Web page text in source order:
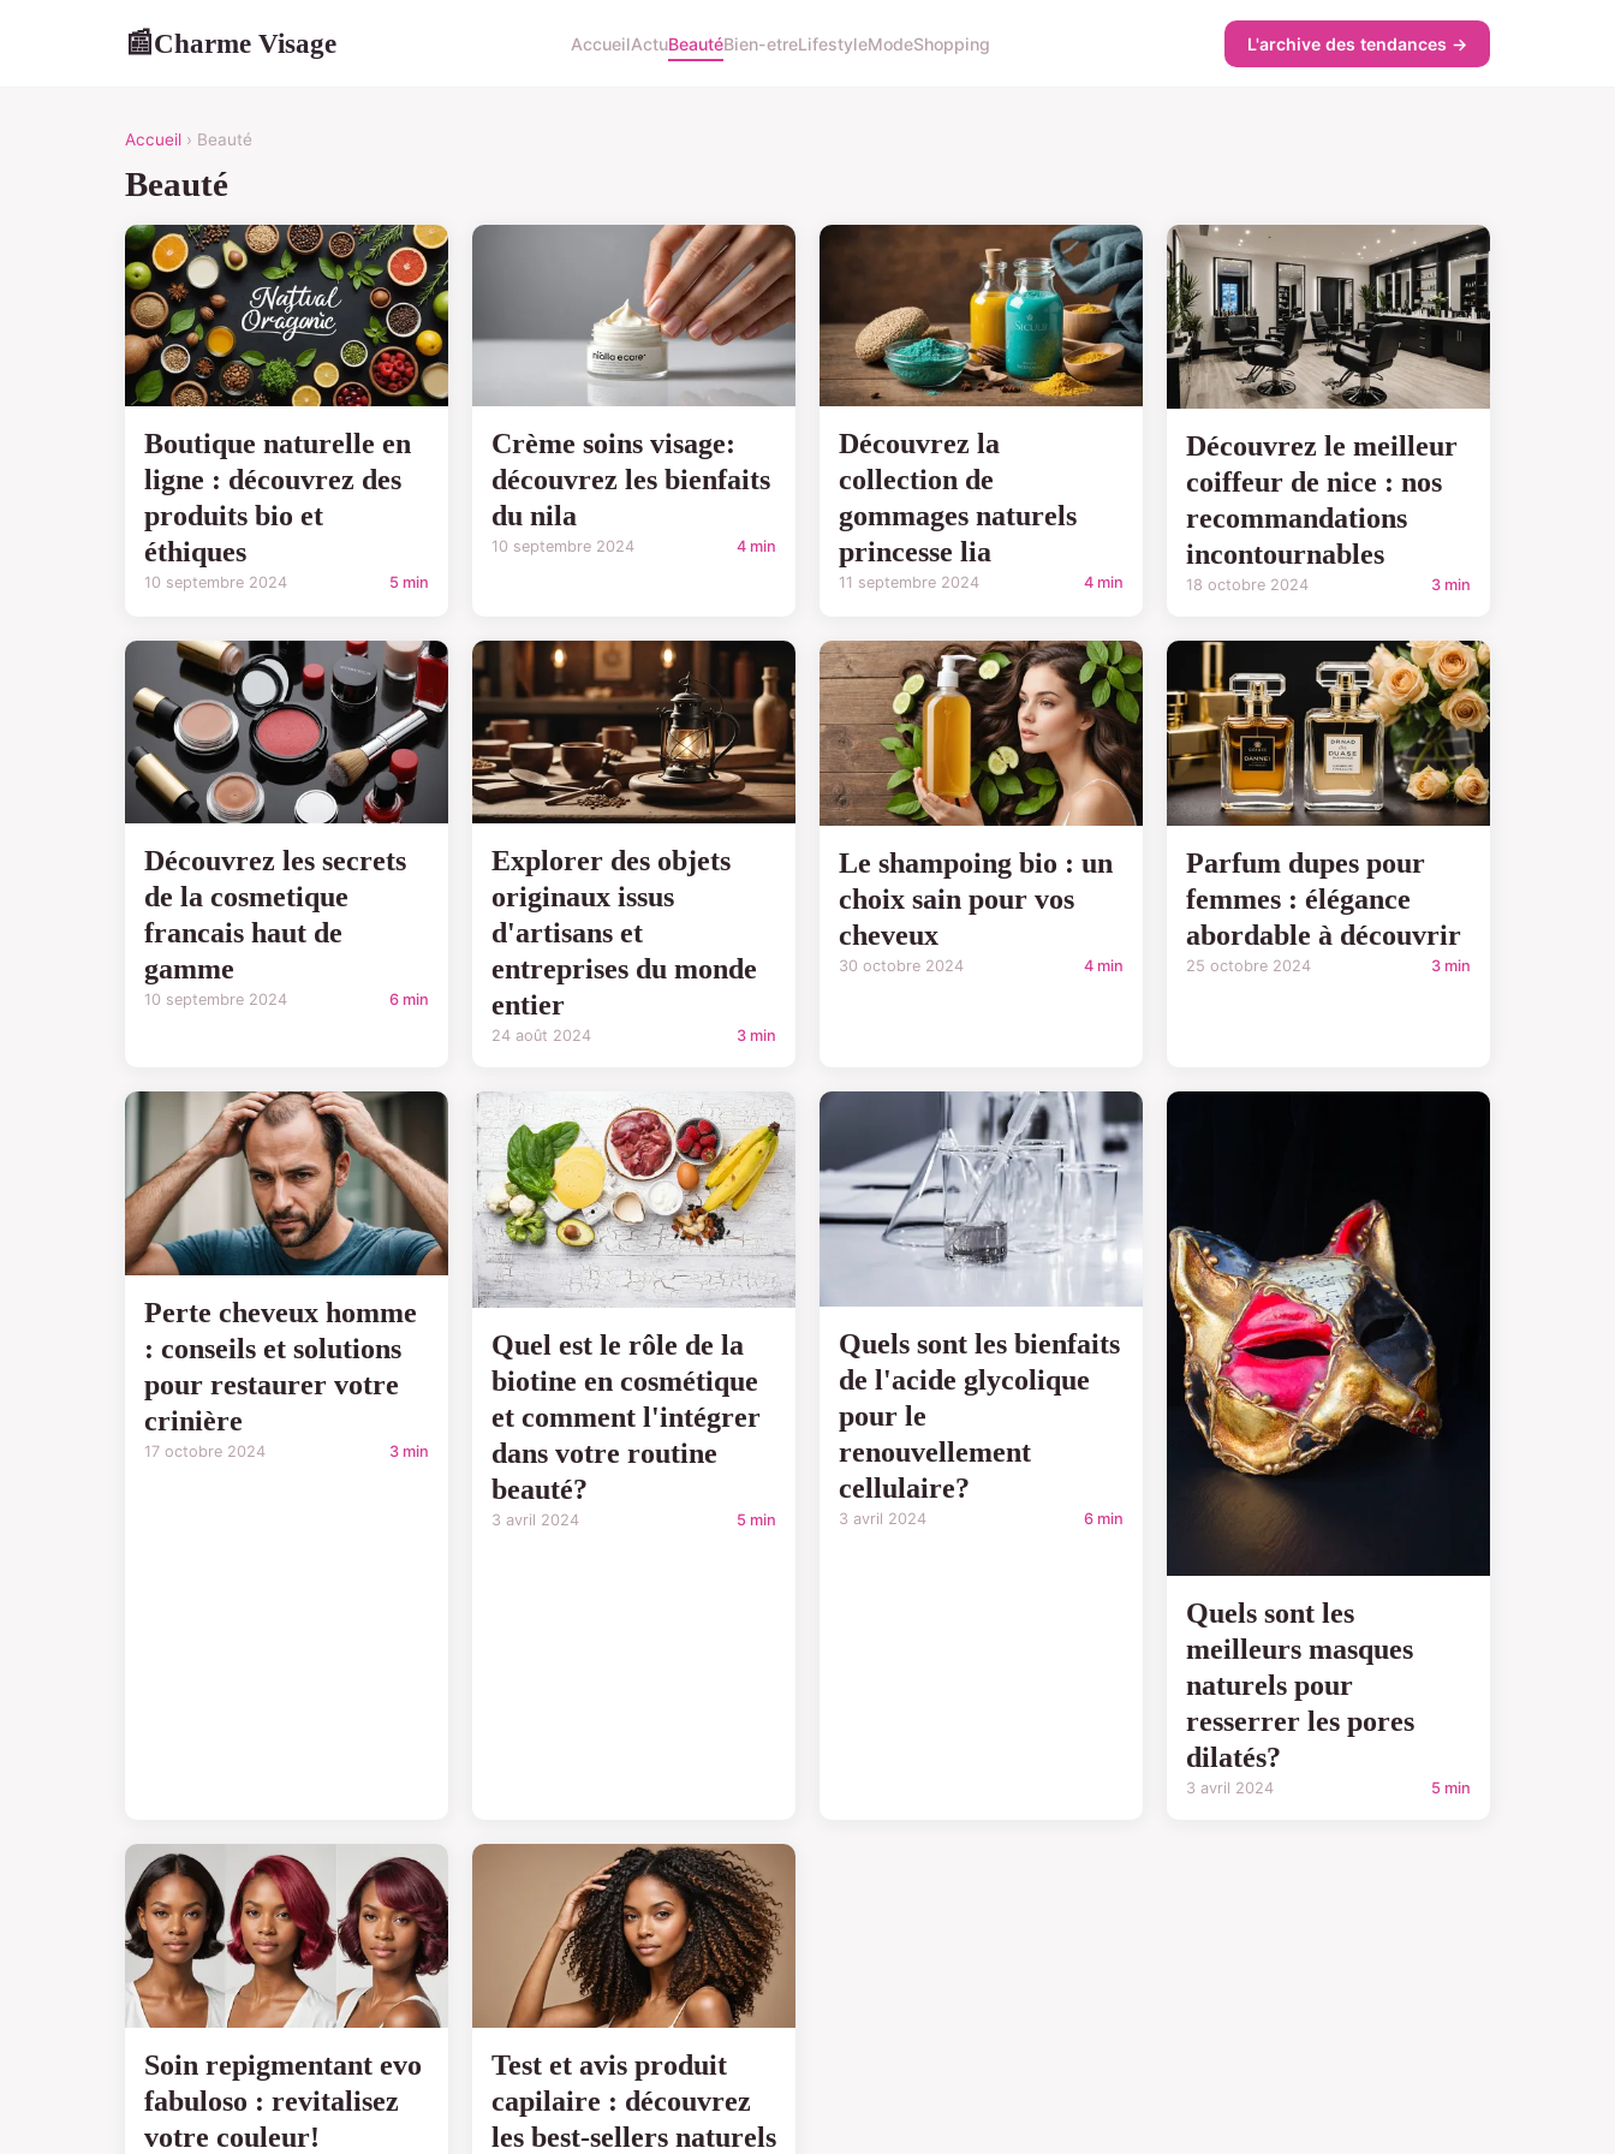
📰Charme Visage AccueilActuBeautéBien-etreLifestyleModeShopping L'archive des tendances →
Accueil › Beauté
Beauté
Boutique naturelle en
ligne : découvrez des
produits bio et
éthiques
10 septembre 2024 5 min
Crème soins visage:
découvrez les bienfaits
du nila
10 septembre 2024 4 min
Découvrez la
collection de
gommages naturels
princesse lia
11 septembre 2024 4 min
Découvrez le meilleur
coiffeur de nice : nos
recommandations
incontournables
18 octobre 2024 3 min
Découvrez les secrets
de la cosmetique
francais haut de
gamme
10 septembre 2024 6 min
Explorer des objets
originaux issus
d'artisans et
entreprises du monde
entier
24 août 2024 3 min
Le shampoing bio : un
choix sain pour vos
cheveux
30 octobre 2024 4 min
Parfum dupes pour
femmes : élégance
abordable à découvrir
25 octobre 2024 3 min
Perte cheveux homme
: conseils et solutions
pour restaurer votre
crinière
17 octobre 2024 3 min
Quel est le rôle de la
biotine en cosmétique
et comment l'intégrer
dans votre routine
beauté?
3 avril 2024 5 min
Quels sont les bienfaits
de l'acide glycolique
pour le
renouvellement
cellulaire?
3 avril 2024 6 min
Quels sont les
meilleurs masques
naturels pour
resserrer les pores
dilatés?
3 avril 2024 5 min
Soin repigmentant evo
fabuloso : revitalisez
votre couleur!
Test et avis produit
capilaire : découvrez
les best-sellers naturels